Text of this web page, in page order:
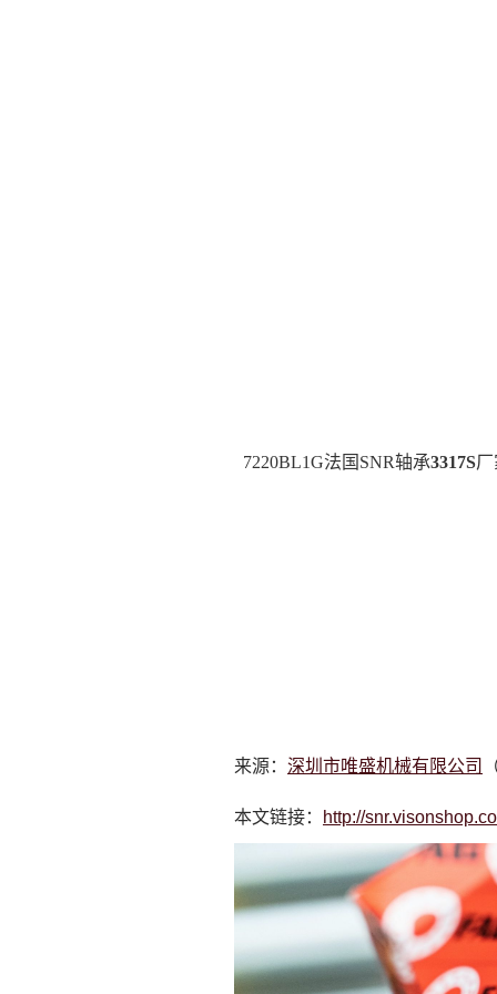
7220BL1G法国SNR轴承3317S厂
来源： 深圳市唯盛机械有限公司
本文链接： http://